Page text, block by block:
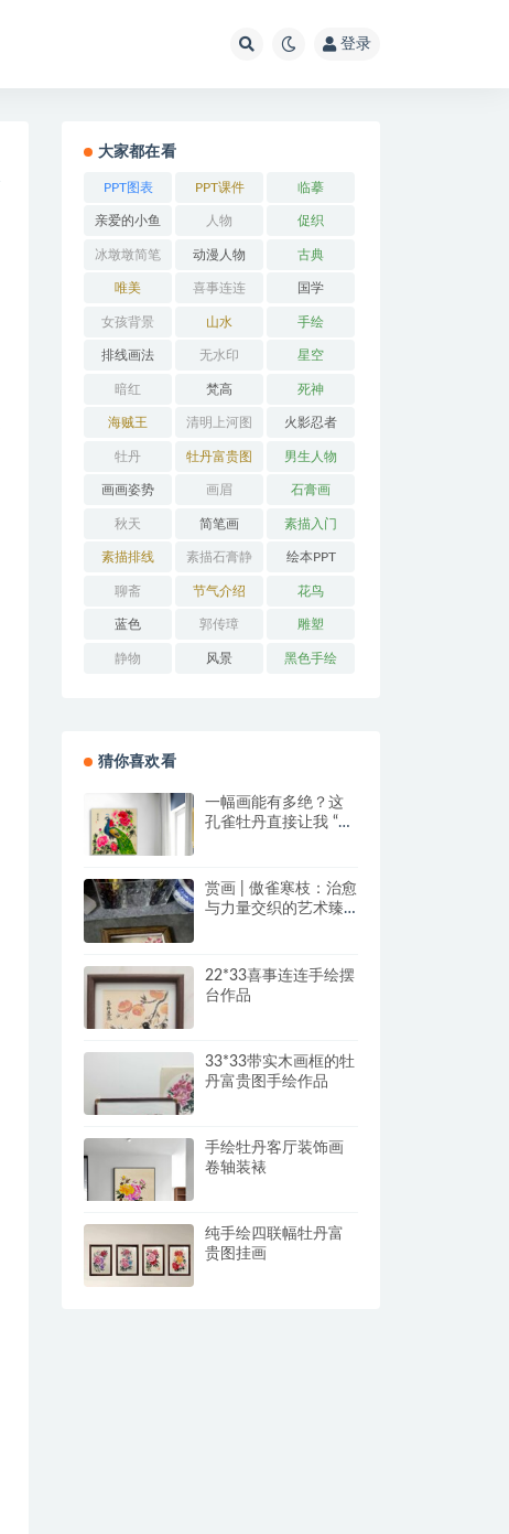
登录
大家都在看
PPT图表 PPT课件 临摹
亲爱的小鱼 人物 促织
冰墩墩简笔
画
动漫人物 古典
唯美 喜事连连 国学
女孩背景 山水 手绘
排线画法 无水印 星空
暗红 梵高 死神
海贼王 清明上河图 火影忍者
牡丹 牡丹富贵图 男生人物
画画姿势 画眉 石膏画
秋天 简笔画 素描入门
素描排线 素描石膏静
物
绘本PPT
聊斋 节气介绍 花鸟
蓝色 郭传璋 雕塑
静物 风景 黑色手绘
猜你喜欢看
一幅画能有多绝？这
孔雀牡丹直接让我 “哇
赏画 | 傲雀寒枝：治愈
与力量交织的艺术臻
22*33喜事连连手绘摆
台作品
33*33带实木画框的牡
丹富贵图手绘作品
手绘牡丹客厅装饰画
卷轴装裱
纯手绘四联幅牡丹富
贵图挂画